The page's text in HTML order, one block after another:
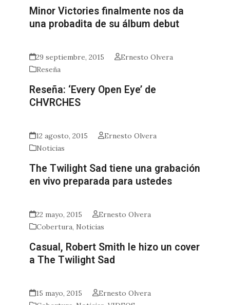
Minor Victories finalmente nos da
una probadita de su álbum debut
29 septiembre, 2015
Ernesto Olvera
Reseña
Reseña: ‘Every Open Eye’ de
CHVRCHES
12 agosto, 2015
Ernesto Olvera
Noticias
The Twilight Sad tiene una grabación
en vivo preparada para ustedes
22 mayo, 2015
Ernesto Olvera
Cobertura, Noticias
Casual, Robert Smith le hizo un cover
a The Twilight Sad
15 mayo, 2015
Ernesto Olvera